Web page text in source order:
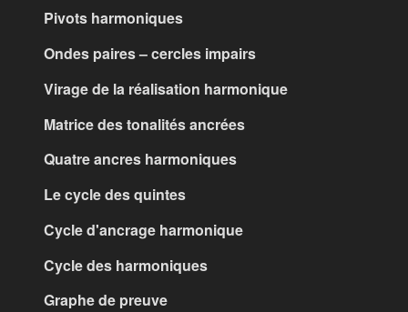
Pivots harmoniques
Ondes paires – cercles impairs
Virage de la réalisation harmonique
Matrice des tonalités ancrées
Quatre ancres harmoniques
Le cycle des quintes
Cycle d'ancrage harmonique
Cycle des harmoniques
Graphe de preuve